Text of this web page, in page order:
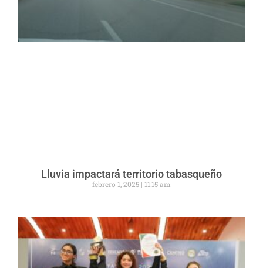
Lluvia impactará territorio tabasqueño
febrero 1, 2025 11:15 am